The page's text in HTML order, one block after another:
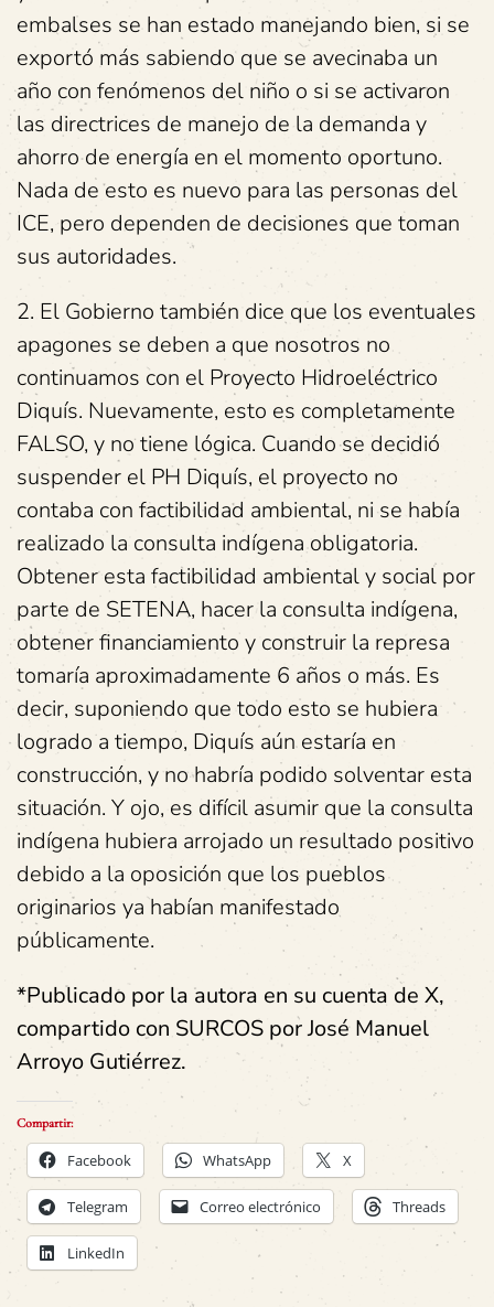
embalses se han estado manejando bien, si se
exportó más sabiendo que se avecinaba un
año con fenómenos del niño o si se activaron
las directrices de manejo de la demanda y
ahorro de energía en el momento oportuno.
Nada de esto es nuevo para las personas del
ICE, pero dependen de decisiones que toman
sus autoridades.
2. El Gobierno también dice que los eventuales
apagones se deben a que nosotros no
continuamos con el Proyecto Hidroeléctrico
Diquís. Nuevamente, esto es completamente
FALSO, y no tiene lógica. Cuando se decidió
suspender el PH Diquís, el proyecto no
contaba con factibilidad ambiental, ni se había
realizado la consulta indígena obligatoria.
Obtener esta factibilidad ambiental y social por
parte de SETENA, hacer la consulta indígena,
obtener financiamiento y construir la represa
tomaría aproximadamente 6 años o más. Es
decir, suponiendo que todo esto se hubiera
logrado a tiempo, Diquís aún estaría en
construcción, y no habría podido solventar esta
situación. Y ojo, es difícil asumir que la consulta
indígena hubiera arrojado un resultado positivo
debido a la oposición que los pueblos
originarios ya habían manifestado
públicamente.
*Publicado por la autora en su cuenta de X,
compartido con SURCOS por José Manuel
Arroyo Gutiérrez.
Compartir:
Facebook WhatsApp X
Telegram Correo electrónico Threads
LinkedIn